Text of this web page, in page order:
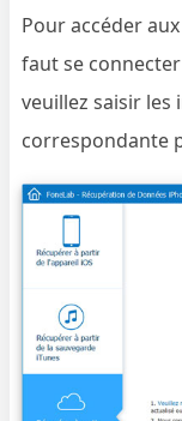
Pour accéder
faut se
veuillez saisir
correspondante